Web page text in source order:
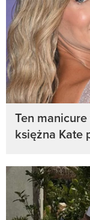
Ten
księżna Kate